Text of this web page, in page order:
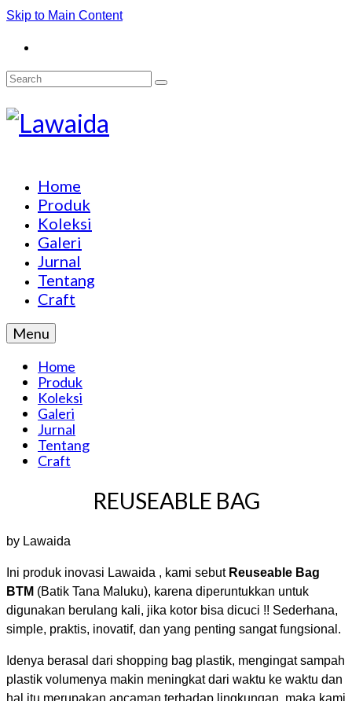
Skip to Main Content
Search
Home
Produk
Koleksi
Galeri
Jurnal
Tentang
Craft
Menu
Home
Produk
Koleksi
Galeri
Jurnal
Tentang
Craft
REUSEABLE BAG
by Lawaida
Ini produk inovasi Lawaida , kami sebut Reuseable Bag
BTM (Batik Tana Maluku), karena diperuntukkan untuk
digunakan berulang kali, jika kotor bisa dicuci !! Sederhana,
simple, praktis, inovatif, dan yang penting sangat fungsional.
Idenya berasal dari shopping bag plastik, mengingat sampah
plastik volumenya makin meningkat dari waktu ke waktu dan